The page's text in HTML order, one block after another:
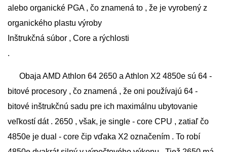
alebo organické PGA , čo znamená to , že je vyrobený z
organického plastu výroby
Inštrukčná súbor , Core a rýchlosti
.
Obaja AMD Athlon 64 2650 a Athlon X2 4850e sú 64 -
bitové procesory , čo znamená , že oni používajú 64 -
bitové inštrukčnú sadu pre ich maximálnu ubytovanie
veľkostí dát . 2650 , však, je single - core CPU , zatiaľ čo
4850e je dual - core čip vďaka X2 označením . To robí